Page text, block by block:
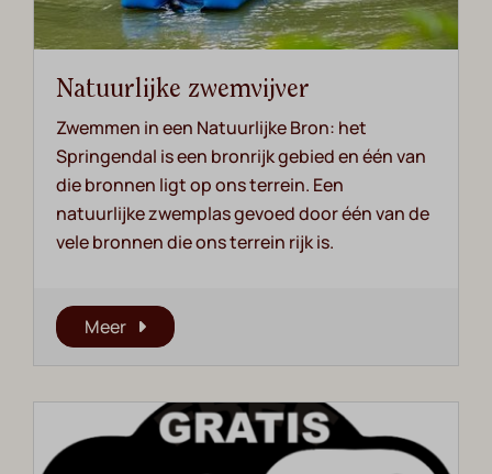
Natuurlijke zwemvijver
Zwemmen in een Natuurlijke Bron: het
Springendal is een bronrijk gebied en één van
die bronnen ligt op ons terrein. Een
natuurlijke zwemplas gevoed door één van de
vele bronnen die ons terrein rijk is.
Meer